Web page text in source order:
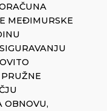
MEĐIMURSKE
OBNOVU,